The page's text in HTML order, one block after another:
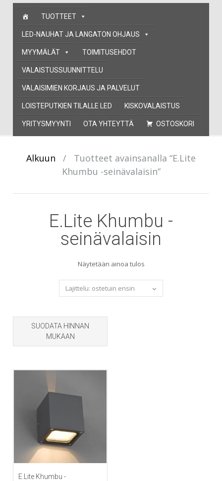
Skip
content
TUOTTEET
LED-NAUHAT JA LANGATON OHJAUS
MYYMÄLÄT TOIMITUSEHDOT
VALAISTUSSUUNNITTELU
VALAISIMIEN KORJAUS JA PALVELUT
LOISTEPUTKIEN TILALLE LED KISKOVALAISTUS
YRITYSMYYNTI OTA YHTEYTTÄ OSTOSKORI
Alkuun /
Tuotteet avainsanalla “E.Lite
Khumbu -seinävalaisin”
E.Lite Khumbu -
seinävalaisin
Näytetään ainoa tulos
SUODATA HINNAN
MUKAAN
E.Lite Khumbu -